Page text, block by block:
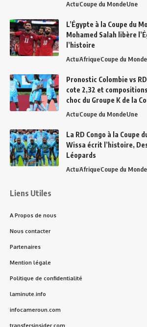
ActuCoupe du MondeUne
L’Égypte à la Coupe du
Mohamed Salah libère
l’histoire
ActuAfriqueCoupe du Monde
Pronostic Colombie vs
cote 2,32 et
choc du Groupe K de la
ActuCoupe du MondeUne
La RD Congo à la Coupe
Wissa écrit l’histoire,
Léopards
ActuAfriqueCoupe du Monde
Liens Utiles
A Propos de nous
Nous contacter
Partenaires
Mention légale
Politique de confidentialité
laminute.info
infocameroun.com
transfersinsider.com